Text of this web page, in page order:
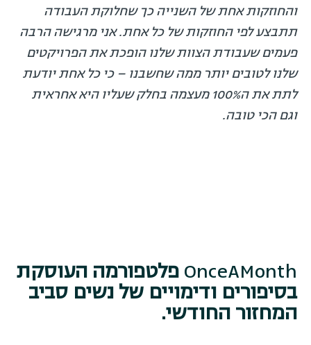
והחוזקות אחת של השנייה כך שחלוקת העבודה
תתבצע לפי החוזקות של כל אחת. אני מרגישה הרבה
פעמים שעבודת הצוות שלנו הופכת את הפרויקטים
שלנו לטובים יותר ממה שחשבנו – כי כל אחת יודעת
לתת את ה100% מעצמה בחלק שעליו היא אחראית
וגם הכי טובה.
OnceAMonth פלטפורמה העוסקת
בסיפורים ודימויים של נשים סביב
המחזור החודשי.